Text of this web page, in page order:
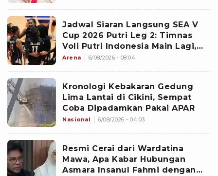
Jadwal Siaran Langsung SEA V
Cup 2026 Putri Leg 2: Timnas
Voli Putri Indonesia Main Lagi,
Langsung Hadapi Vietnam
Arena 6/08/2026 - 08:04
Kronologi Kebakaran Gedung
Lima Lantai di Cikini, Sempat
Coba Dipadamkan Pakai APAR
Nasional 6/08/2026 - 04:03
Resmi Cerai dari Wardatina
Mawa, Apa Kabar Hubungan
Asmara Insanul Fahmi dengan